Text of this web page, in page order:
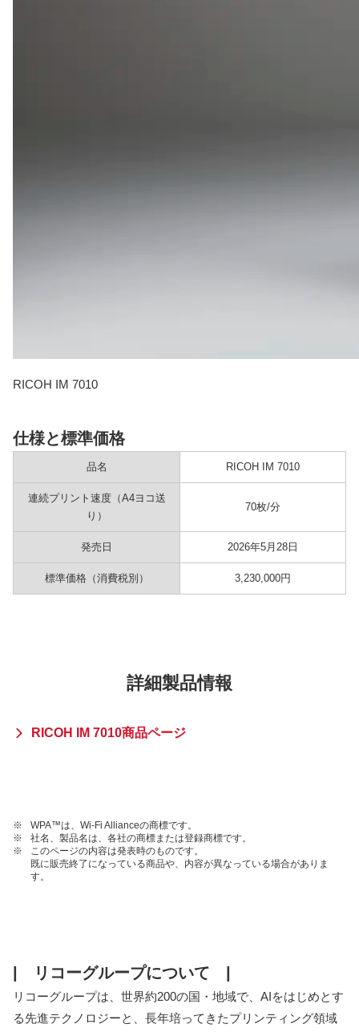
仕様と標準価格
品名 RICOH IM 7010
連続プリント速度（A4ヨコ送
り）
70枚/分
発売日 2026年5月28日
標準価格（消費税別） 3,230,000円
RICOH IM 7010
詳細製品情報
RICOH IM 7010商品ページ
※
WPA™は、Wi-Fi Allianceの商標です。
※
社名、製品名は、各社の商標または登録商標です。
※
このページの内容は発表時のものです。
既に販売終了になっている商品や、内容が異なっている場合がありま
す。
| リコーグループについて |
リコーグループは、世界約200の国・地域で、AIをはじめとす
る先進テクノロジーと、長年培ってきたプリンティング領域